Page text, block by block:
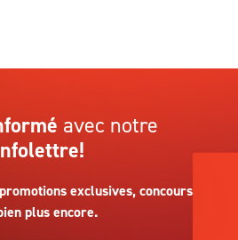
avec notre
exclusives, concours
plus encore.